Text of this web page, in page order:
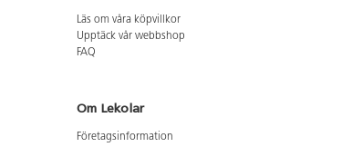
Läs om våra köpvillkor
Upptäck vår webbshop
FAQ
Om Lekolar
Företagsinformation